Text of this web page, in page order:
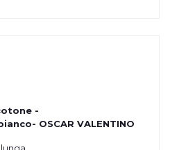
-
OSCAR VALENTINO